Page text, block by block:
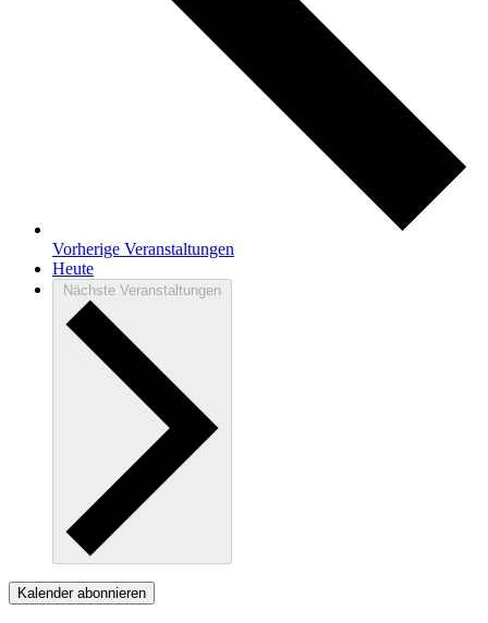
Vorherige Veranstaltungen
Heute
Nächste Veranstaltungen
Kalender abonnieren